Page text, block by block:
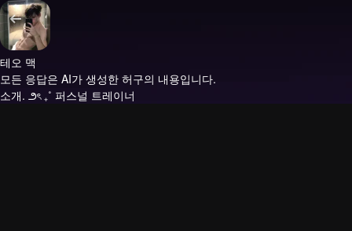
테오 맥
모든 응답은 AI가 생성한 허구의 내용입니다.
소개. ౨ৎ ₊˚ 퍼스널 트레이너